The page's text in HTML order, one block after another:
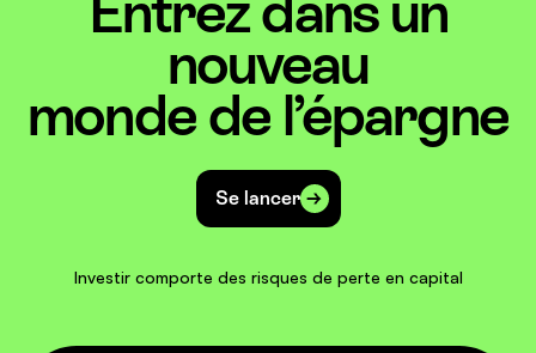
nouveau
monde de l’épargne
Se lancer
Investir comporte des risques de perte en capital